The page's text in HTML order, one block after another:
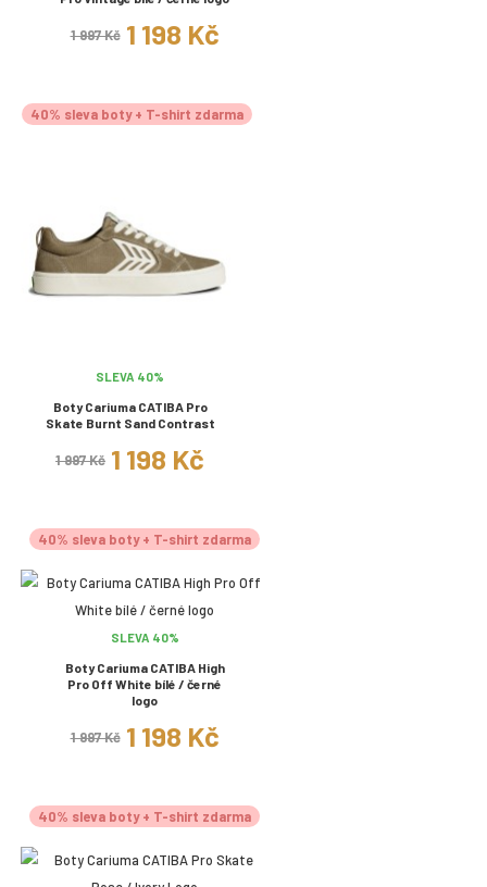
1 997 Kč 1 198 Kč
40% sleva boty + T-shirt zdarma
SLEVA 40%
Boty Cariuma CATIBA Pro
Skate Burnt Sand Contrast
1 997 Kč 1 198 Kč
40% sleva boty + T-shirt zdarma
SLEVA 40%
Boty Cariuma CATIBA High
Pro Off White bílé / černé
logo
1 997 Kč 1 198 Kč
40% sleva boty + T-shirt zdarma